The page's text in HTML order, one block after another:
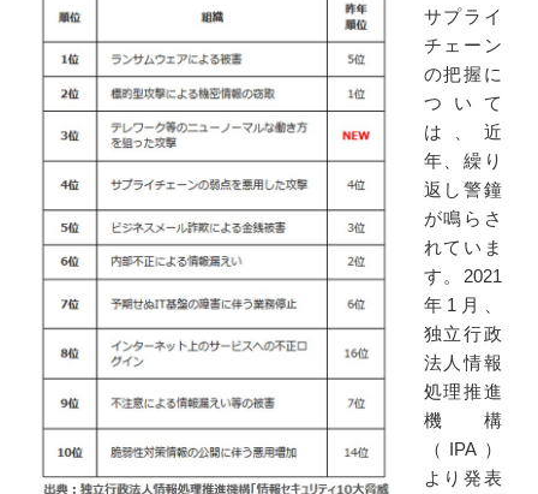
サプライ
チェーン
の把握に
ついて
は、近
年、繰り
返し警鐘
が鳴らさ
れていま
す。2021
年1月、
独立行政
法人情報
処理推進
機構
（IPA）
より発表